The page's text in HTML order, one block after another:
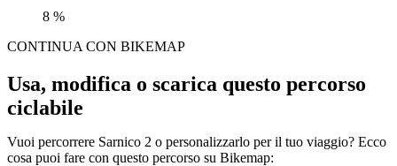
8 %
CONTINUA CON BIKEMAP
Usa, modifica o scarica questo percorso
ciclabile
Vuoi percorrere Sarnico 2 o personalizzarlo per il tuo viaggio? Ecco
cosa puoi fare con questo percorso su Bikemap: